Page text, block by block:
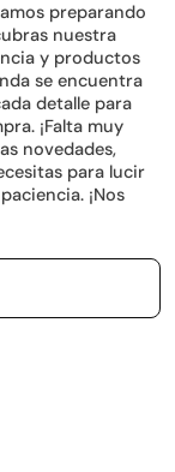
preparando
nuestra
y productos
se encuentra
detalle para
¡Falta muy
novedades,
para lucir
¡Nos